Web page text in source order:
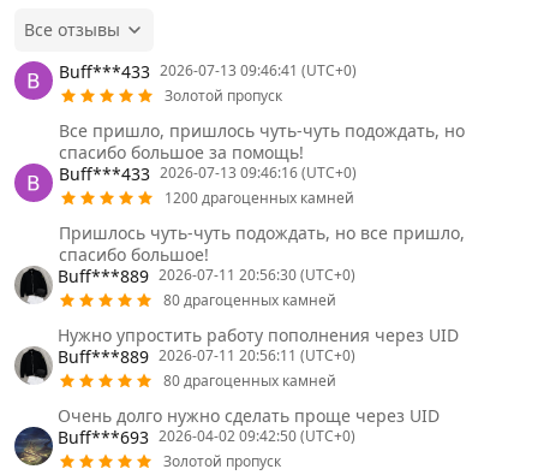
Все отзывы
Buff***433 2026-07-13 09:46:41 (UTC+0)
Золотой пропуск
Все пришло, пришлось чуть-чуть подождать, но
спасибо большое за помощь!
Buff***433 2026-07-13 09:46:16 (UTC+0)
1200 драгоценных камней
Пришлось чуть-чуть подождать, но все пришло,
спасибо большое!
Buff***889 2026-07-11 20:56:30 (UTC+0)
80 драгоценных камней
Нужно упростить работу пополнения через UID
Buff***889 2026-07-11 20:56:11 (UTC+0)
80 драгоценных камней
Очень долго нужно сделать проще через UID
Buff***693 2026-04-02 09:42:50 (UTC+0)
Золотой пропуск